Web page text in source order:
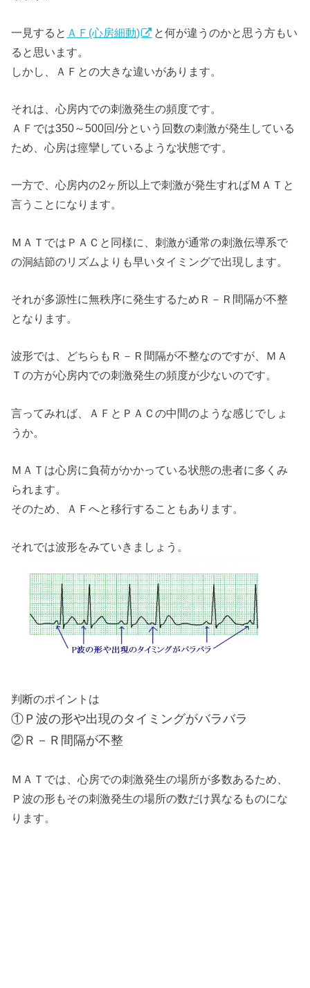
一見すると ＡＦ(心房細動)
と何が違うのかと思う方もい
ると思います。
しかし、ＡＦとの大きな違いがあります。
それは、心房内での刺激発生の頻度です。
ＡＦでは350～500回/分という回数の刺激が発生している
ため、心房は痙攣しているような状態です。
一方で、心房内の2ヶ所以上で刺激が発生すればＭＡＴと
言うことになります。
ＭＡＴではＰＡＣと同様に、刺激が通常の刺激伝導系で
の洞結節のリズムよりも早いタイミングで出現します。
それが多源性に無秩序に発生するためＲ－Ｒ間隔が不整
となります。
波形では、どちらもＲ－Ｒ間隔が不整なのですが、ＭＡ
Ｔの方が心房内での刺激発生の頻度が少ないのです。
言ってみれば、ＡＦとＰＡＣの中間のような感じでしょ
うか。
ＭＡＴは心房に負荷がかかっている状態の患者に多くみ
られます。
そのため、ＡＦへと移行することもあります。
それでは波形をみていきましょう。
判断のポイントは
①Ｐ波の形や出現のタイミングがバラバラ
②Ｒ－Ｒ間隔が不整
ＭＡＴでは、心房での刺激発生の場所が多数あるため、
Ｐ波の形もその刺激発生の場所の数だけ異なるものにな
ります。